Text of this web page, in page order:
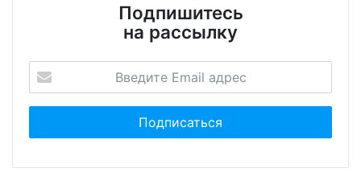
Подпишитесь
на рассылку